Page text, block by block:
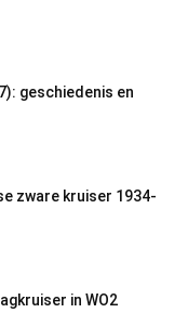
geschiedenis en
zware kruiser 1934-
in WO2